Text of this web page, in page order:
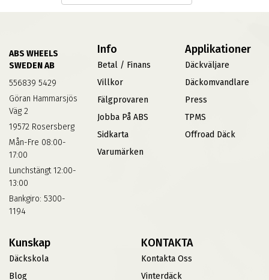
ABS WHEELS
SWEDEN AB
556839 5429
Göran Hammarsjös
Väg 2
19572 Rosersberg
Mån-Fre 08:00-
17:00
Lunchstängt 12:00-
13:00
Bankgiro: 5300-
1194
Info
Betal / Finans
Villkor
Fälgprovaren
Jobba På ABS
Sidkarta
Varumärken
Applikationer
Däckväljare
Däckomvandlare
Press
TPMS
Offroad Däck
Kunskap
Däckskola
Blog
KONTAKTA
Kontakta Oss
Vinterdäck